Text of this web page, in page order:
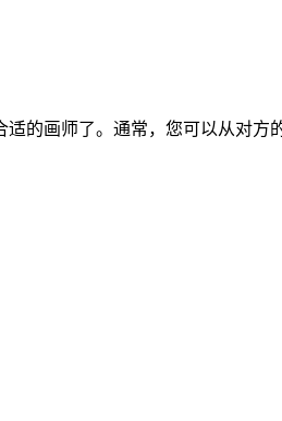
画师了。通常，您可以从对方